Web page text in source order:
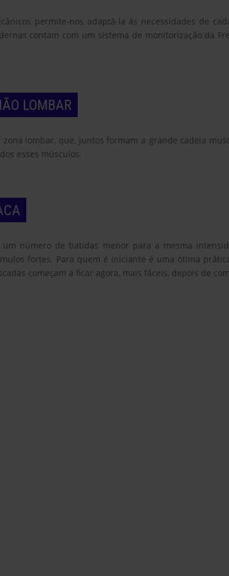
permite-nos adaptá-la ás necessidades de
contam com um sistema de monitorização da
LOMBAR
lombar, que, juntos formam a grande cadeia
esses músculos.
número de batidas menor para a mesma
fortes. Para quem é iniciante é uma ótima
começam a ficar agora, mais fáceis, depois de